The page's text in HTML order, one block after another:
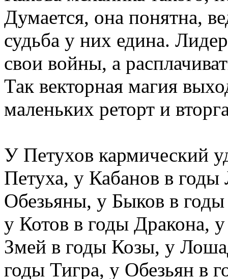
Думается, она понятна,
судьба у них едина.
свои войны, а
Так векторная магия
маленьких реторт и
У Петухов кармический
Петуха, у Кабанов в
Обезьяны, у Быков в
у Котов в годы Дракона,
Змей в годы Козы, у
годы Тигра, у Обезьян в